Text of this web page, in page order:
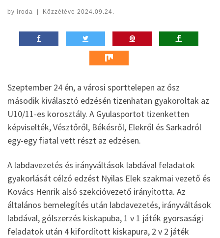
by iroda | Közzétéve 2024.09.24.
Szeptember 24 én, a városi sporttelepen az ősz
második kiválasztó edzésén tizenhatan gyakoroltak az
U10/11-es korosztály. A Gyulasportot tizenketten
képviselték, Vésztőről, Békésről, Elekről és Sarkadról
egy-egy fiatal vett részt az edzésen.
A labdavezetés és irányváltások labdával feladatok
gyakorlását célzó edzést Nyilas Elek szakmai vezető és
Kovács Henrik alsó szekcióvezető irányította. Az
általános bemelegítés után labdavezetés, irányváltások
labdával, gólszerzés kiskapuba, 1 v 1 játék gyorsasági
feladatok után 4 kifordított kiskapura, 2 v 2 játék